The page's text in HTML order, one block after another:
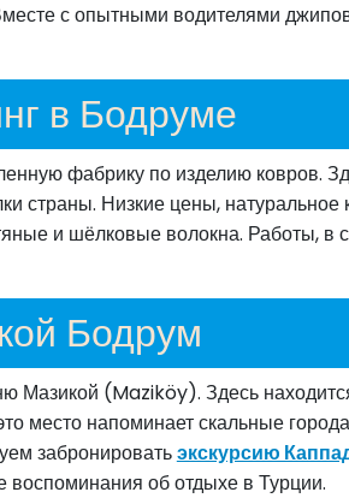
с опытными водителями
в Бодруме
фабрику по изделию ковров.
страны. Низкие цены,
и шёлковые волокна. Работы, в
Бодрум
Мазикой (Maziköy). Здесь
место напоминает скальные
забронироватьэкскурсию
об отдыхе в Турции.